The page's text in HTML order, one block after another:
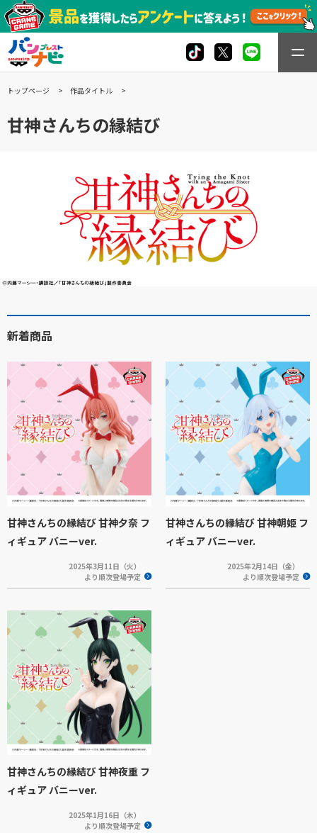
トップページ 作品タイトル
甘神さんちの縁結び
新着商品
甘神さんちの縁結び 甘神夕奈 フ
ィギュア バニーver.
2025年3月11日（火）
より順次登場予定
甘神さんちの縁結び 甘神朝姫 フ
ィギュア バニーver.
2025年2月14日（金）
より順次登場予定
甘神さんちの縁結び 甘神夜重 フ
ィギュア バニーver.
2025年1月16日（木）
より順次登場予定